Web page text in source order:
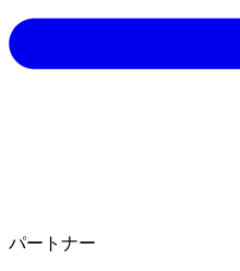
パートナー